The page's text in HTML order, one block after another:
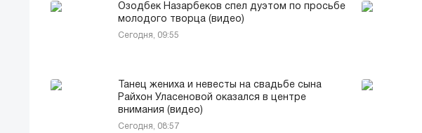
Озодбек Назарбеков спел дуэтом по просьбе
молодого творца (видео)
Сегодня, 09:55
Танец жениха и невесты на свадьбе сына
Райхон Уласеновой оказался в центре
внимания (видео)
Сегодня, 08:57